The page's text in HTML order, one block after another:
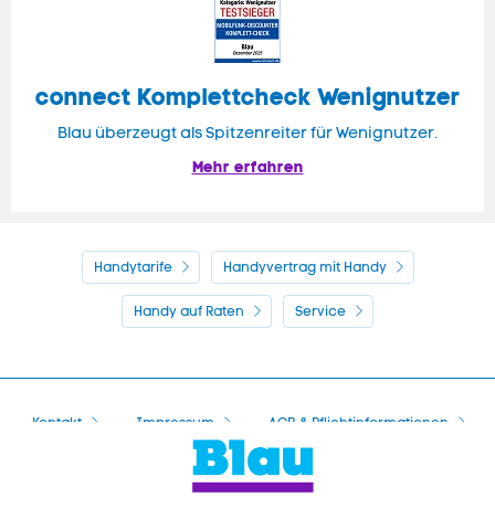
connect Komplettcheck Wenignutzer
Blau überzeugt als Spitzenreiter für Wenignutzer.
Mehr erfahren
Handytarife Handyvertrag mit Handy
Handy auf Raten Service
Kontakt Impressum AGB & Pflichtinformationen
Hinweise ElektroG/BattG